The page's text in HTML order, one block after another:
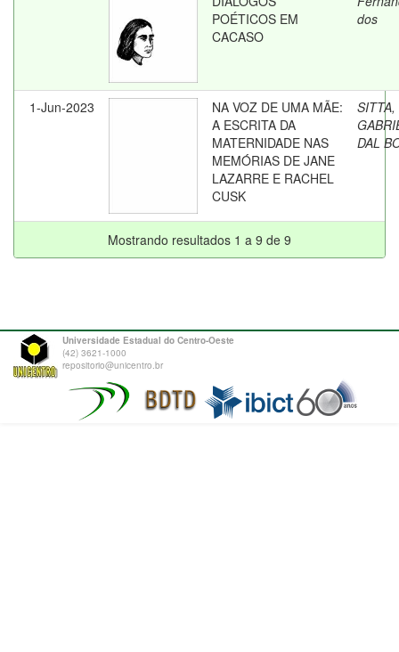
POÉTICOS EM
CACASO
dos
1-Jun-2023
NA VOZ DE UMA MÃE:
A ESCRITA DA
MATERNIDADE NAS
MEMÓRIAS DE JANE
LAZARRE E RACHEL
CUSK
SITTA,
DAL
Mostrando resultados 1 a 9 de 9
Universidade Estadual do Centro-Oeste
(42) 3621-1000
repositorio@unicentro.br